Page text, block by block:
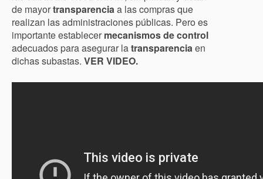
de mayortransparenciaa las compras que
realizan las administraciones públicas. Pero es
importante establecer mecanismos de control
adecuados para asegurar latransparenciaen
dichas subastas. VER VIDEO.